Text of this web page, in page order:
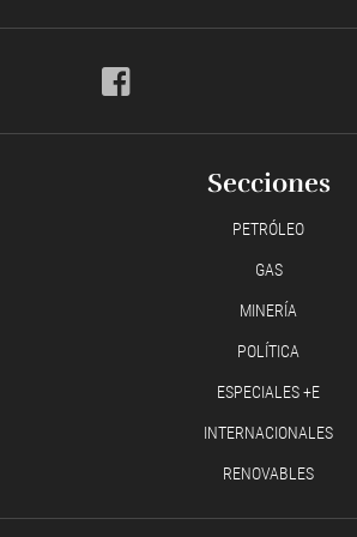
Secciones
PETRÓLEO
GAS
MINERÍA
POLÍTICA
ESPECIALES +E
INTERNACIONALES
RENOVABLES